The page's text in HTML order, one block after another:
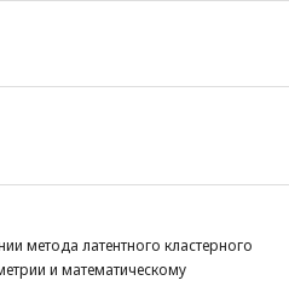
латентного кластерного
и математическому